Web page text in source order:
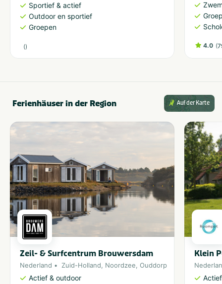
Sportief & actief
Outdoor en sportief
Groepen
() 4.0 (
Ferienhäuser in der Region Auf der Karte
Zeil- & Surfcentrum Brouwersdam
Nederland Zuid-Holland, Noordzee, Ouddorp
Actief & outdoor
Klein